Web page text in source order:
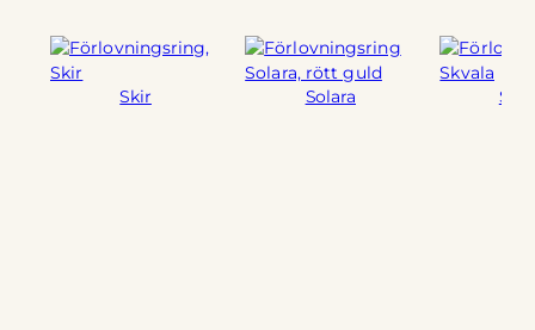
Skir Solara